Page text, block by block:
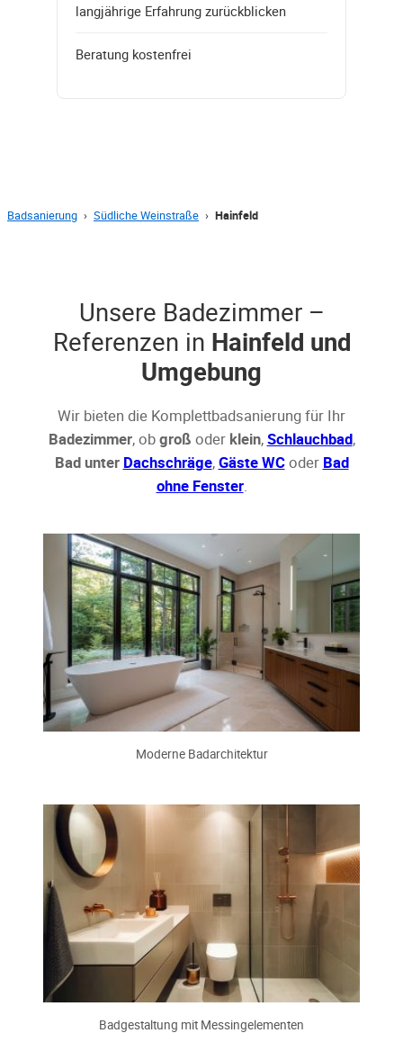
langjährige Erfahrung zurückblicken
Beratung kostenfrei
Badsanierung › Südliche Weinstraße › Hainfeld
Unsere Badezimmer –
Referenzen in Hainfeld und
Umgebung
Wir bieten die Komplettbadsanierung für Ihr
Badezimmer, obgroß oder klein,Schlauchbad,
Bad unter Dachschräge,Gäste WCoder Bad
ohne Fenster.
Moderne Badarchitektur
Badgestaltung mit Messingelementen